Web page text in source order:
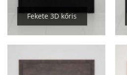
Fekete 3D kőris